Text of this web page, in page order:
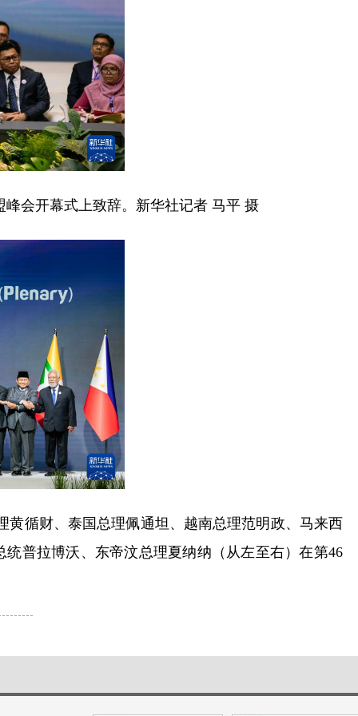
会开幕式上致辞。新华社记者 马平 摄
黄循财、泰国总理佩通坦、越南总理范明政、马来西
普拉博沃、东帝汶总理夏纳纳（从左至右）在第46